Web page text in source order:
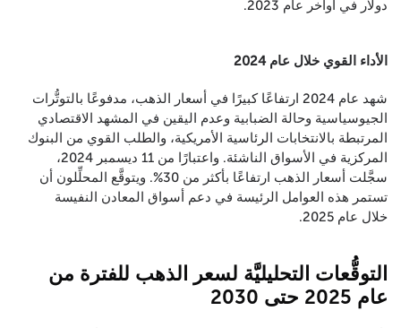
دولار في أواخر عام 2023.
الأداء القوي خلال عام 2024
شهد عام 2024 ارتفاعًا كبيرًا في أسعار الذهب، مدفوعًا بالتوتُّرات
الجيوسياسية وحالة الضبابية وعدم اليقين في المشهد الاقتصادي
المرتبطة بالانتخابات الرئاسية الأمريكية، والطلب القوي من البنوك
المركزية في الأسواق الناشئة. واعتبارًا من 11 ديسمبر 2024،
سجَّلت أسعار الذهب ارتفاعًا بأكثر من 30%. ويتوقَّع المحلِّلون أن
تستمر هذه العوامل الرئيسة في دعم أسواق المعادن النفيسة
خلال عام 2025.
التوقُّعات التحليليَّة لسعر الذهب للفترة من
عام 2025 حتى 2030